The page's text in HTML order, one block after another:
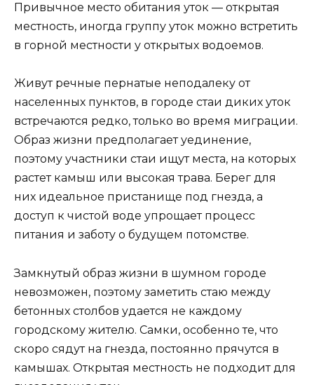
Привычное место обитания уток — открытая
местность, иногда группу уток можно встретить
в горной местности у открытых водоемов.
Живут речные пернатые неподалеку от
населенных пунктов, в городе стаи диких уток
встречаются редко, только во время миграции.
Образ жизни предполагает уединение,
поэтому участники стаи ищут места, на которых
растет камыш или высокая трава. Берег для
них идеальное пристанище под гнезда, а
доступ к чистой воде упрощает процесс
питания и заботу о будущем потомстве.
Замкнутый образ жизни в шумном городе
невозможен, поэтому заметить стаю между
бетонных столбов удается не каждому
городскому жителю. Самки, особенно те, что
скоро сядут на гнезда, постоянно прячутся в
камышах. Открытая местность не подходит для